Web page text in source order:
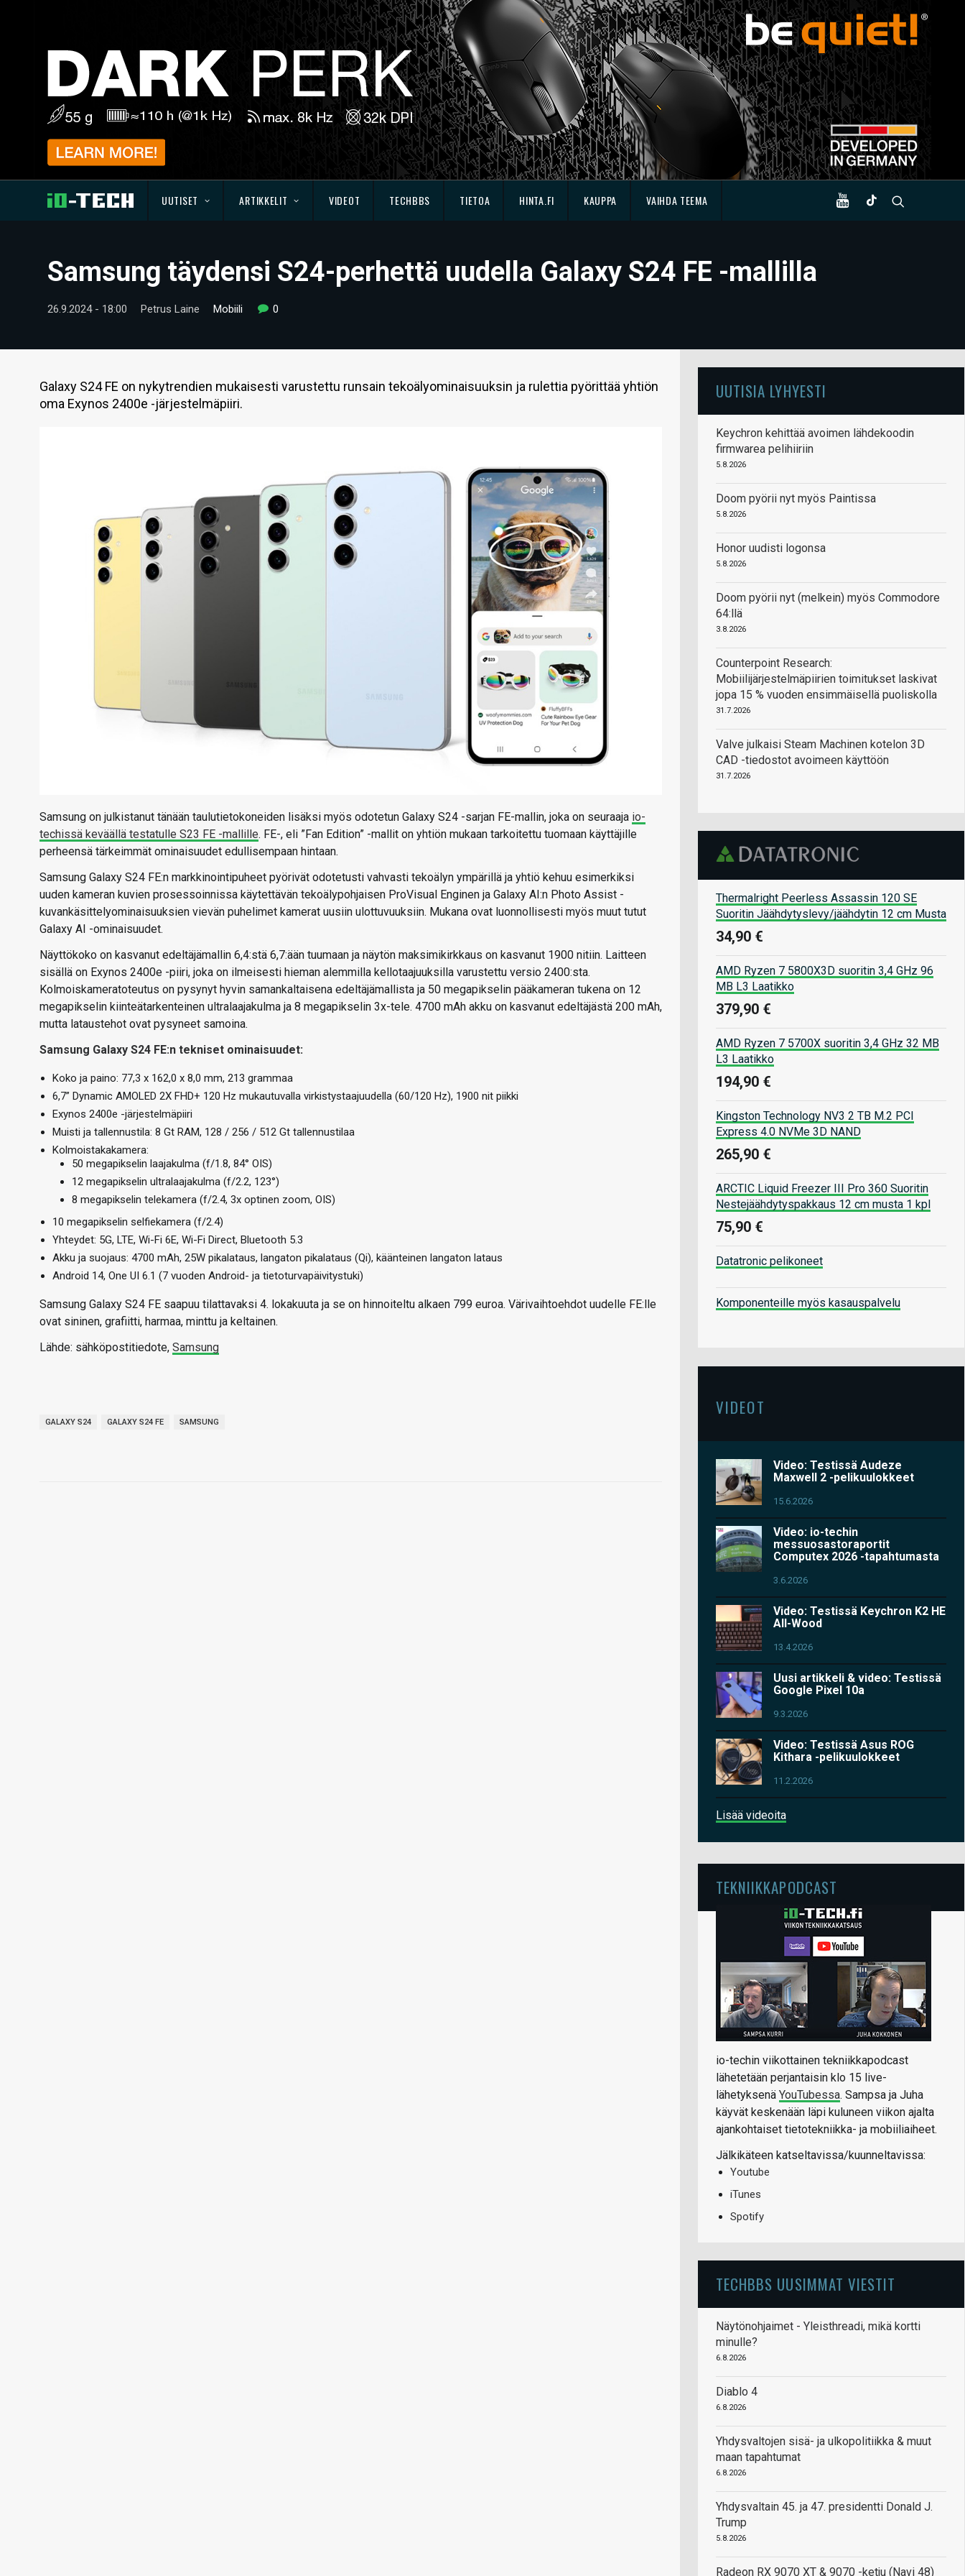
UUTISET ARTIKKELIT VIDEOT TECHBBS TIETOA HINTA.FI KAUPPA VAIHDA TEEMA
Samsung täydensi S24-perhettä uudella Galaxy S24 FE -mallilla
26.9.2024 - 18:00 Petrus Laine Mobiili 0
Galaxy S24 FE on nykytrendien mukaisesti varustettu runsain tekoälyominaisuuksin ja rulettia pyörittää yhtiön
oma Exynos 2400e -järjestelmäpiiri.
Samsung on julkistanut tänään taulutietokoneiden lisäksi myös odotetun Galaxy S24 -sarjan FE-mallin, joka on seuraaja io-
techissä keväällä testatulle S23 FE -mallille. FE-, eli ”Fan Edition” -mallit on yhtiön mukaan tarkoitettu tuomaan käyttäjille
perheensä tärkeimmät ominaisuudet edullisempaan hintaan.
Samsung Galaxy S24 FE:n markkinointipuheet pyörivät odotetusti vahvasti tekoälyn ympärillä ja yhtiö kehuu esimerkiksi
uuden kameran kuvien prosessoinnissa käytettävän tekoälypohjaisen ProVisual Enginen ja Galaxy AI:n Photo Assist -
kuvankäsittelyominaisuuksien vievän puhelimet kamerat uusiin ulottuvuuksiin. Mukana ovat luonnollisesti myös muut tutut
Galaxy AI -ominaisuudet.
Näyttökoko on kasvanut edeltäjämallin 6,4:stä 6,7:ään tuumaan ja näytön maksimikirkkaus on kasvanut 1900 nitiin. Laitteen
sisällä on Exynos 2400e -piiri, joka on ilmeisesti hieman alemmilla kellotaajuuksilla varustettu versio 2400:sta.
Kolmoiskameratoteutus on pysynyt hyvin samankaltaisena edeltäjämallista ja 50 megapikselin pääkameran tukena on 12
megapikselin kiinteätarkenteinen ultralaajakulma ja 8 megapikselin 3x-tele. 4700 mAh akku on kasvanut edeltäjästä 200 mAh,
mutta lataustehot ovat pysyneet samoina.
Samsung Galaxy S24 FE:n tekniset ominaisuudet:
Koko ja paino: 77,3 x 162,0 x 8,0 mm, 213 grammaa
6,7” Dynamic AMOLED 2X FHD+ 120 Hz mukautuvalla virkistystaajuudella (60/120 Hz), 1900 nit piikki
Exynos 2400e -järjestelmäpiiri
Muisti ja tallennustila: 8 Gt RAM, 128 / 256 / 512 Gt tallennustilaa
Kolmoistakakamera:
50 megapikselin laajakulma (f/1.8, 84° OIS)
12 megapikselin ultralaajakulma (f/2.2, 123°)
8 megapikselin telekamera (f/2.4, 3x optinen zoom, OIS)
10 megapikselin selfiekamera (f/2.4)
Yhteydet: 5G, LTE, Wi-Fi 6E, Wi-Fi Direct, Bluetooth 5.3
Akku ja suojaus: 4700 mAh, 25W pikalataus, langaton pikalataus (Qi), käänteinen langaton lataus
Android 14, One UI 6.1 (7 vuoden Android- ja tietoturvapäivitystuki)
Samsung Galaxy S24 FE saapuu tilattavaksi 4. lokakuuta ja se on hinnoiteltu alkaen 799 euroa. Värivaihtoehdot uudelle FE:lle
ovat sininen, grafiitti, harmaa, minttu ja keltainen.
Lähde: sähköpostitiedote, Samsung
GALAXY S24 GALAXY S24 FE SAMSUNG
UUTISIA LYHYESTI
Keychron kehittää avoimen lähdekoodin
firmwarea pelihiiriin
5.8.2026
Doom pyörii nyt myös Paintissa
5.8.2026
Honor uudisti logonsa
5.8.2026
Doom pyörii nyt (melkein) myös Commodore
64:llä
3.8.2026
Counterpoint Research:
Mobiilijärjestelmäpiirien toimitukset laskivat
jopa 15 % vuoden ensimmäisellä puoliskolla
31.7.2026
Valve julkaisi Steam Machinen kotelon 3D
CAD -tiedostot avoimeen käyttöön
31.7.2026
Thermalright Peerless Assassin 120 SE
Suoritin Jäähdytyslevy/jäähdytin 12 cm Musta
34,90 €
AMD Ryzen 7 5800X3D suoritin 3,4 GHz 96
MB L3 Laatikko
379,90 €
AMD Ryzen 7 5700X suoritin 3,4 GHz 32 MB
L3 Laatikko
194,90 €
Kingston Technology NV3 2 TB M.2 PCI
Express 4.0 NVMe 3D NAND
265,90 €
ARCTIC Liquid Freezer III Pro 360 Suoritin
Nestejäähdytyspakkaus 12 cm musta 1 kpl
75,90 €
Datatronic pelikoneet
Komponenteille myös kasauspalvelu
VIDEOT
Video: Testissä Audeze
Maxwell 2 -pelikuulokkeet
15.6.2026
Video: io-techin
messuosastoraportit
Computex 2026 -tapahtumasta
3.6.2026
Video: Testissä Keychron K2 HE
All-Wood
13.4.2026
Uusi artikkeli & video: Testissä
Google Pixel 10a
9.3.2026
Video: Testissä Asus ROG
Kithara -pelikuulokkeet
11.2.2026
Lisää videoita
TEKNIIKKAPODCAST
io-techin viikottainen tekniikkapodcast
lähetetään perjantaisin klo 15 live-
lähetyksenä YouTubessa. Sampsa ja Juha
käyvät keskenään läpi kuluneen viikon ajalta
ajankohtaiset tietotekniikka- ja mobiiliaiheet.
Jälkikäteen katseltavissa/kuunneltavissa:
Youtube
iTunes
Spotify
TECHBBS UUSIMMAT VIESTIT
Näytönohjaimet - Yleisthreadi, mikä kortti
minulle?
6.8.2026
Diablo 4
6.8.2026
Yhdysvaltojen sisä- ja ulkopolitiikka & muut
maan tapahtumat
6.8.2026
Yhdysvaltain 45. ja 47. presidentti Donald J.
Trump
5.8.2026
Radeon RX 9070 XT & 9070 -ketju (Navi 48)